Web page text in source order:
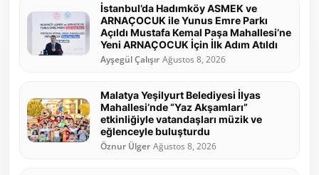
İstanbul’da Hadımköy ASMEK ve
ARNAÇOCUK ile Yunus Emre Parkı
Açıldı Mustafa Kemal Paşa Mahallesi’ne
Yeni ARNAÇOCUK İçin İlk Adım Atıldı
Ayşegül Çalışır Ağustos 8, 2026
Malatya Yeşilyurt Belediyesi İlyas
Mahallesi’nde “Yaz Akşamları”
etkinliğiyle vatandaşları müzik ve
eğlenceyle buluşturdu
Öznur Ülger Ağustos 8, 2026